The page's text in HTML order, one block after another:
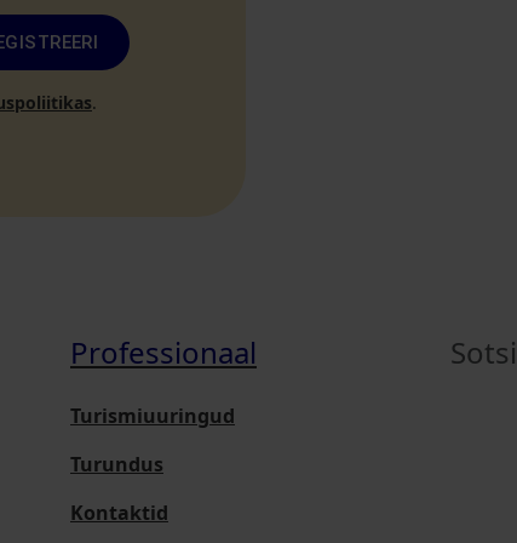
.
Professionaal
Turismiuuringud
Turundus
Kontaktid